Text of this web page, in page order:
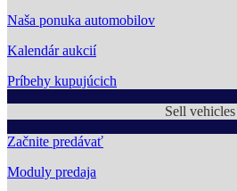
Naša ponuka automobilov
Kalendár aukcií
Príbehy kupujúcich
Sell vehicles
Začnite predávať
Moduly predaja